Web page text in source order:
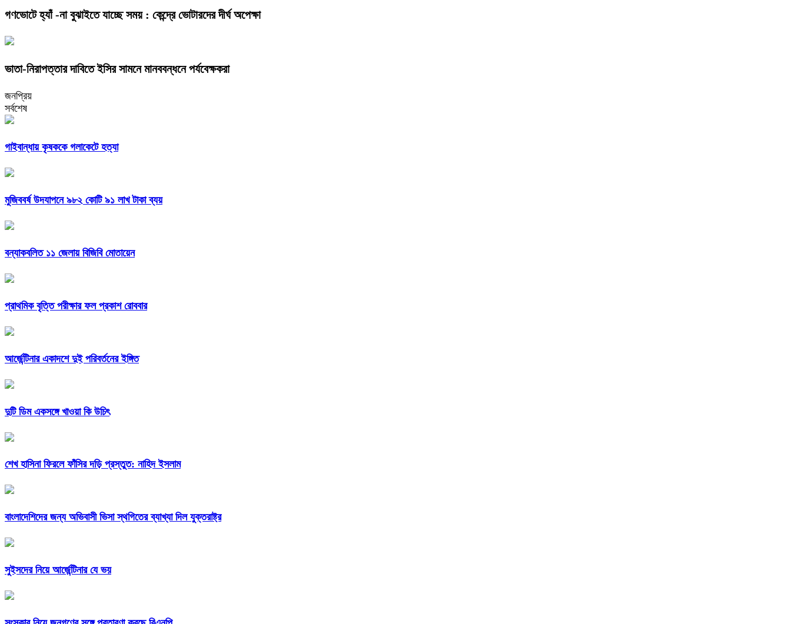
গণভোটে হ্যাঁ -না বুঝাইতে যাচ্ছে সময় : কেন্দ্রে ভোটারদের দীর্ঘ অপেক্ষা
ভাতা-নিরাপত্তার দাবিতে ইসির সামনে মানববন্ধনে পর্যবেক্ষকরা
জনপ্রিয়
সর্বশেষ
গাইবান্ধায় কৃষককে গলাকেটে হত্যা
মুজিববর্ষ উদযাপনে ৯৮২ কোটি ৯১ লাখ টাকা ব্যয়
বন্যাকবলিত ১১ জেলায় বিজিবি মোতায়েন
প্রাথমিক বৃত্তি পরীক্ষার ফল প্রকাশ রোববার
আর্জেন্টিনার একাদশে দুই পরিবর্তনের ইঙ্গিত
দুটি ডিম একসঙ্গে খাওয়া কি উচিৎ
শেখ হাসিনা ফিরলে ফাঁসির দড়ি প্রস্তুত: নাহিদ ইসলাম
বাংলাদেশিদের জন্য অভিবাসী ভিসা স্থগিতের ব্যাখ্যা দিল যুক্তরাষ্ট্র
সুইসদের নিয়ে আর্জেন্টিনার যে ভয়